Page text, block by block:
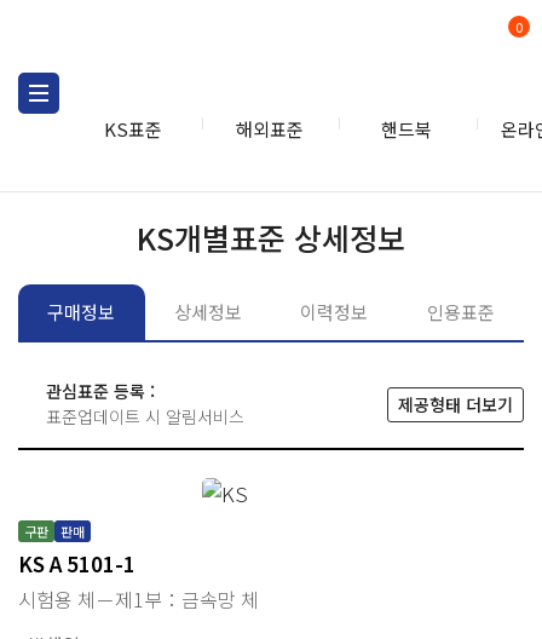
KS표준 해외표준 핸드북 온라
0
KS개별표준 상세정보
구매정보 상세정보 이력정보 인용표준
관심표준 등록 :
표준업데이트 시 알림서비스
제공형태 더보기
구판 판매
KS A 5101-1
시험용 체－제1부：금속망 체